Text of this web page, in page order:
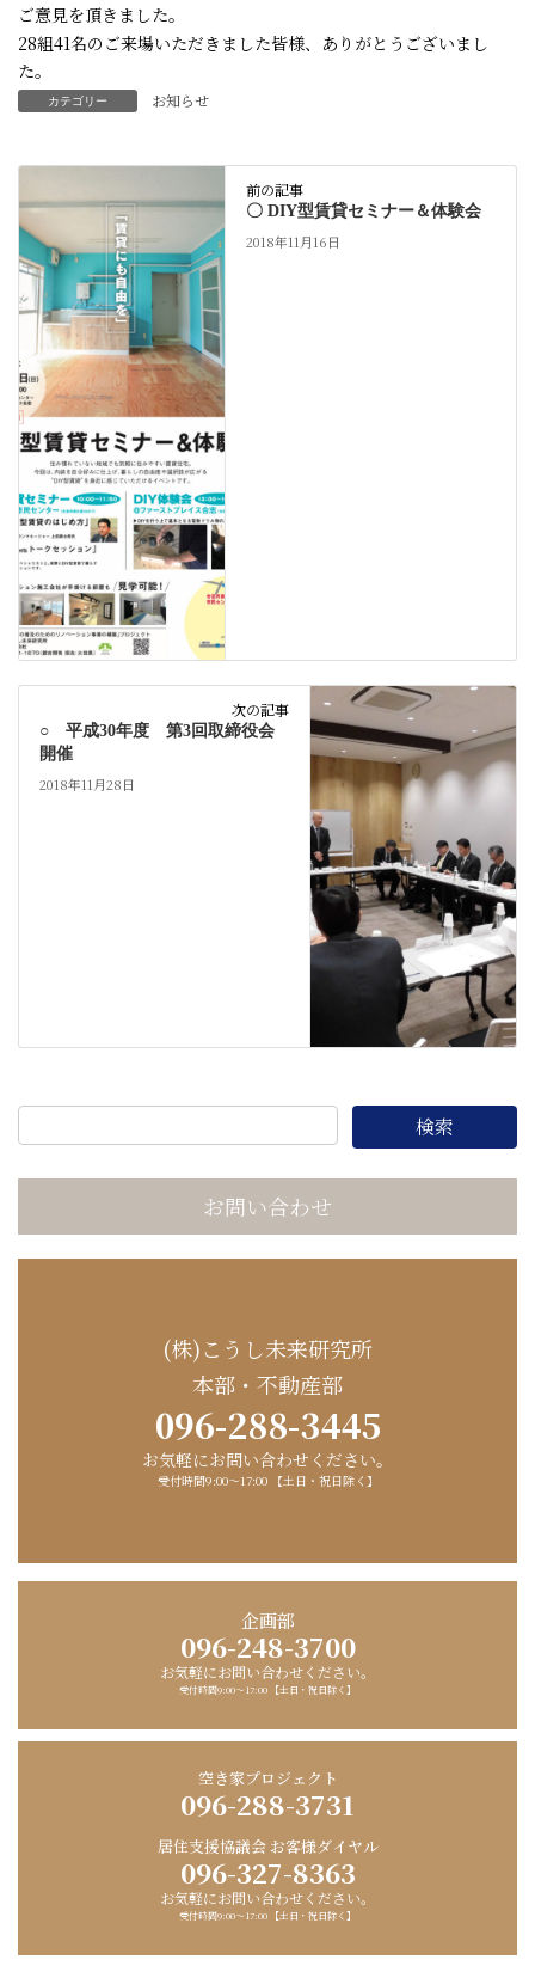
ご意見を頂きました。
28組41名のご来場いただきました皆様、ありがとうございまし
た。
カテゴリー お知らせ
前の記事
〇 DIY型賃貸セミナー＆体験会
2018年11月16日
次の記事
○ 平成30年度 第3回取締役会
開催
2018年11月28日
お問い合わせ
(株)こうし未来研究所
本部・不動産部
096-288-3445
お気軽にお問い合わせください。
受付時間9:00〜17:00 【土日・祝日除く】
企画部
096-248-3700
お気軽にお問い合わせください。
受付時間9:00〜17:00 【土日・祝日除く】
空き家プロジェクト
096-288-3731
居住支援協議会 お客様ダイヤル
096-327-8363
お気軽にお問い合わせください。
受付時間9:00〜17:00 【土日・祝日除く】